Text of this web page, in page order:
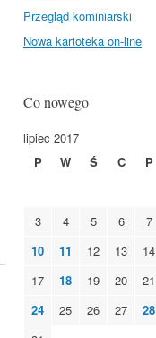
Przegląd kominiarski
Nowa kartoteka on-line
Co nowego
lipiec 2017
P
W Ś C P
3
4 5 6 7
10
11 12 13 14
17
18 19 20 21
24
25 26 27 28